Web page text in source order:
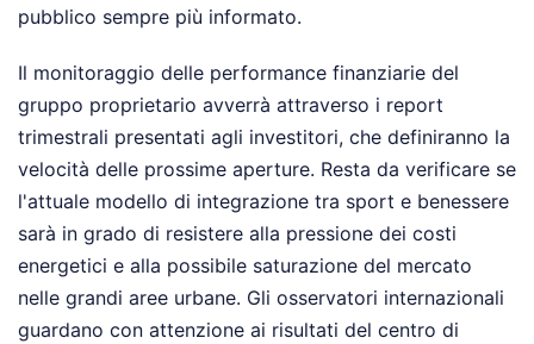
pubblico sempre più informato.
Il monitoraggio delle performance finanziarie del
gruppo proprietario avverrà attraverso i report
trimestrali presentati agli investitori, che definiranno la
velocità delle prossime aperture. Resta da verificare se
l'attuale modello di integrazione tra sport e benessere
sarà in grado di resistere alla pressione dei costi
energetici e alla possibile saturazione del mercato
nelle grandi aree urbane. Gli osservatori internazionali
guardano con attenzione ai risultati del centro di